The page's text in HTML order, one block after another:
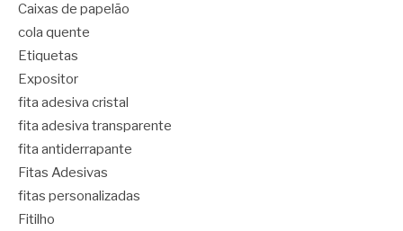
Caixas de papelão
cola quente
Etiquetas
Expositor
fita adesiva cristal
fita adesiva transparente
fita antiderrapante
Fitas Adesivas
fitas personalizadas
Fitilho